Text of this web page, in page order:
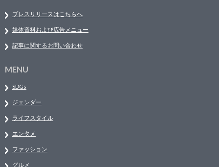
プレスリリースはこちらへ
媒体資料および広告メニュー
記事に関するお問い合わせ
MENU
SDGs
ジェンダー
ライフスタイル
エンタメ
ファッション
グルメ